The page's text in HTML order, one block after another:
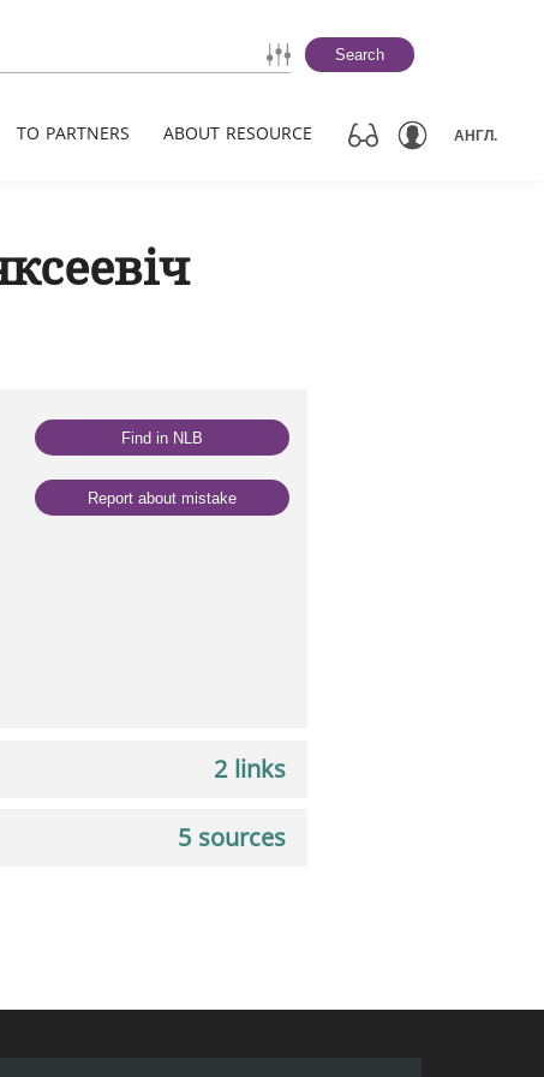
Search
TO PARTNERS ABOUT RESOURCE АНГЛ.
Find in NLB
Report about mistake
2 links
5 sources